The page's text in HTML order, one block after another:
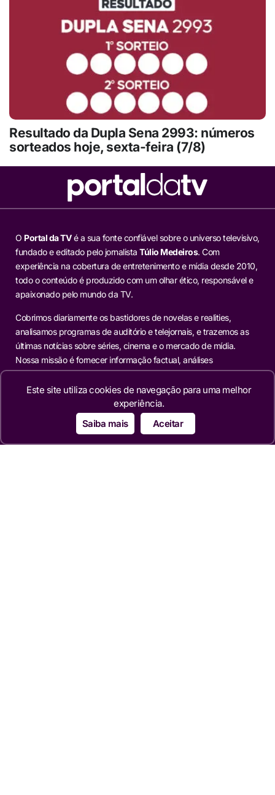
Resultado da Dupla Sena 2993: números
sorteados hoje, sexta-feira (7/8)
O Portal da TVé a sua fonte confiável sobre o universo televisivo,
fundado e editado pelo jornalista Túlio Medeiros. Com
experiência na cobertura de entretenimento e mídia desde 2010,
todo o conteúdo é produzido com um olhar ético, responsável e
apaixonado pelo mundo da TV.
Cobrimos diariamente os bastidores de novelas e realities,
analisamos programas de auditório e telejornais, e trazemos as
últimas notícias sobre séries, cinema e o mercado de mídia.
Nossa missão é fornecer informação factual, análises
aprofundadas e reportagens exclusivas para os leitores que
buscam mais do que o óbvio.
TELEVISÃO
Este site utiliza cookies de navegação para uma melhor
experiência.
Saiba mais
Aceitar